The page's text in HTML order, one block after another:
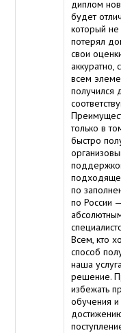
диплом
будет
который не
потерял
свои
всем
получился
только в
быстро
по
по России
Всем, кто
способ
наша
решение.
избежать
обучения